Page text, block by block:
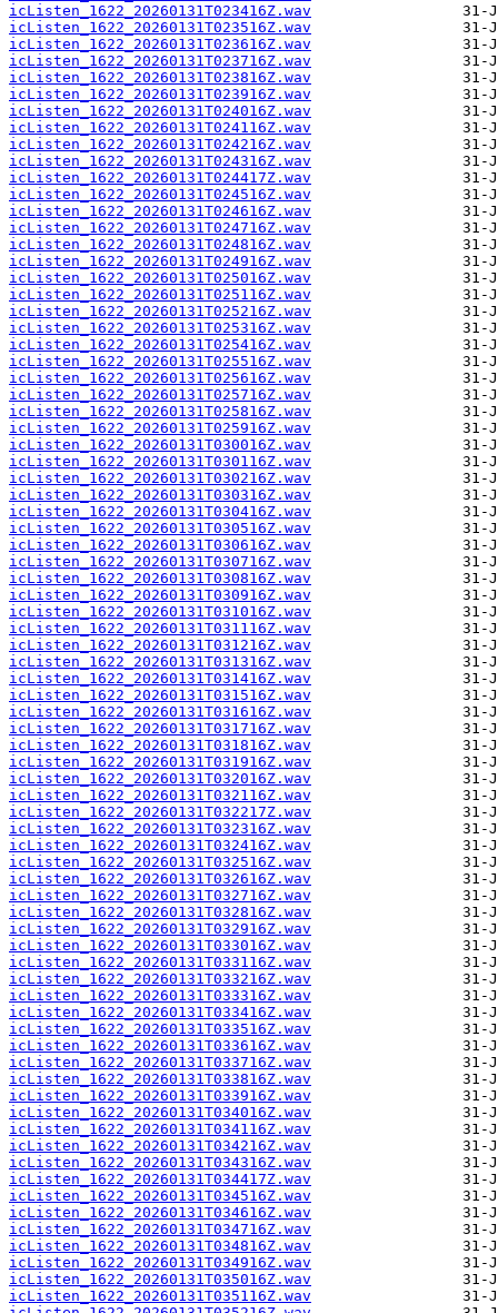
icListen_1622_20260131T023416Z.wav
icListen_1622_20260131T023516Z.wav
icListen_1622_20260131T023616Z.wav
icListen_1622_20260131T023716Z.wav
icListen_1622_20260131T023816Z.wav
icListen_1622_20260131T023916Z.wav
icListen_1622_20260131T024016Z.wav
icListen_1622_20260131T024116Z.wav
icListen_1622_20260131T024216Z.wav
icListen_1622_20260131T024316Z.wav
icListen_1622_20260131T024417Z.wav
icListen_1622_20260131T024516Z.wav
icListen_1622_20260131T024616Z.wav
icListen_1622_20260131T024716Z.wav
icListen_1622_20260131T024816Z.wav
icListen_1622_20260131T024916Z.wav
icListen_1622_20260131T025016Z.wav
icListen_1622_20260131T025116Z.wav
icListen_1622_20260131T025216Z.wav
icListen_1622_20260131T025316Z.wav
icListen_1622_20260131T025416Z.wav
icListen_1622_20260131T025516Z.wav
icListen_1622_20260131T025616Z.wav
icListen_1622_20260131T025716Z.wav
icListen_1622_20260131T025816Z.wav
icListen_1622_20260131T025916Z.wav
icListen_1622_20260131T030016Z.wav
icListen_1622_20260131T030116Z.wav
icListen_1622_20260131T030216Z.wav
icListen_1622_20260131T030316Z.wav
icListen_1622_20260131T030416Z.wav
icListen_1622_20260131T030516Z.wav
icListen_1622_20260131T030616Z.wav
icListen_1622_20260131T030716Z.wav
icListen_1622_20260131T030816Z.wav
icListen_1622_20260131T030916Z.wav
icListen_1622_20260131T031016Z.wav
icListen_1622_20260131T031116Z.wav
icListen_1622_20260131T031216Z.wav
icListen_1622_20260131T031316Z.wav
icListen_1622_20260131T031416Z.wav
icListen_1622_20260131T031516Z.wav
icListen_1622_20260131T031616Z.wav
icListen_1622_20260131T031716Z.wav
icListen_1622_20260131T031816Z.wav
icListen_1622_20260131T031916Z.wav
icListen_1622_20260131T032016Z.wav
icListen_1622_20260131T032116Z.wav
icListen_1622_20260131T032217Z.wav
icListen_1622_20260131T032316Z.wav
icListen_1622_20260131T032416Z.wav
icListen_1622_20260131T032516Z.wav
icListen_1622_20260131T032616Z.wav
icListen_1622_20260131T032716Z.wav
icListen_1622_20260131T032816Z.wav
icListen_1622_20260131T032916Z.wav
icListen_1622_20260131T033016Z.wav
icListen_1622_20260131T033116Z.wav
icListen_1622_20260131T033216Z.wav
icListen_1622_20260131T033316Z.wav
icListen_1622_20260131T033416Z.wav
icListen_1622_20260131T033516Z.wav
icListen_1622_20260131T033616Z.wav
icListen_1622_20260131T033716Z.wav
icListen_1622_20260131T033816Z.wav
icListen_1622_20260131T033916Z.wav
icListen_1622_20260131T034016Z.wav
icListen_1622_20260131T034116Z.wav
icListen_1622_20260131T034216Z.wav
icListen_1622_20260131T034316Z.wav
icListen_1622_20260131T034417Z.wav
icListen_1622_20260131T034516Z.wav
icListen_1622_20260131T034616Z.wav
icListen_1622_20260131T034716Z.wav
icListen_1622_20260131T034816Z.wav
icListen_1622_20260131T034916Z.wav
icListen_1622_20260131T035016Z.wav
icListen_1622_20260131T035116Z.wav